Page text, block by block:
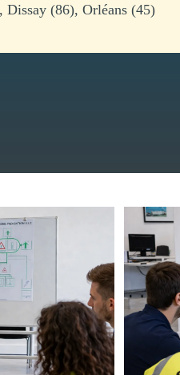
Dissay (86), Orléans (45)